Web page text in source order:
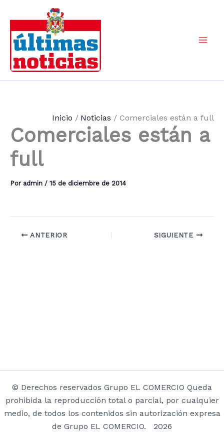
contenido
Inicio Noticias Comerciales están a full
Comerciales están a
full
Por admin / 15 de diciembre de 2014
ANTERIOR SIGUIENTE
© Derechos reservados Grupo EL COMERCIO Queda
prohibida la reproducción total o parcial, por cualquier
medio, de todos los contenidos sin autorización expresa
de Grupo EL COMERCIO. 2026